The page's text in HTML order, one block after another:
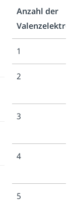
Anzahl der
1
2
3
4
5